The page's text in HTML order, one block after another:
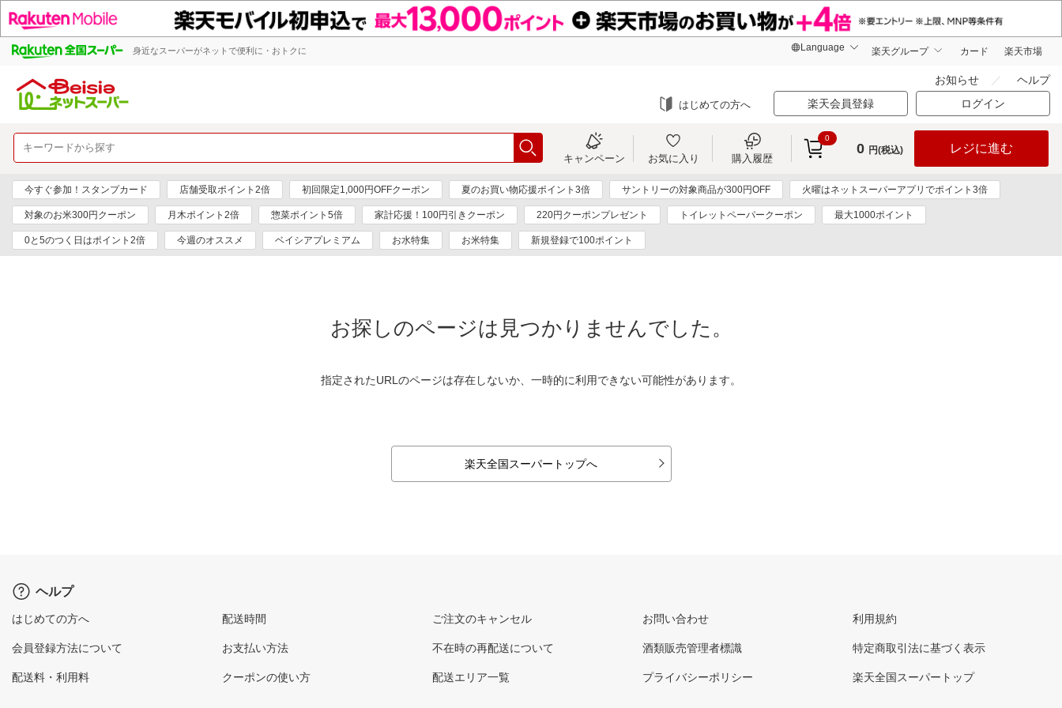
身近なスーパーがネットで便利に・おトクに 楽天グループ カード 楽天市場
お知らせ ヘルプ
はじめての方へ 楽天会員登録 ログイン
キャンペーン お気に入り 購入履歴
0
0 円(税込) レジに進む
今すぐ参加！スタンプカード 店舗受取ポイント2倍 初回限定1,000円OFFクーポン 夏のお買い物応援ポイント3倍 サントリーの対象商品が300円OFF 火曜はネットスーパーアプリでポイント3倍
対象のお米300円クーポン 月木ポイント2倍 惣菜ポイント5倍 家計応援！100円引きクーポン 220円クーポンプレゼント トイレットペーパークーポン 最大1000ポイント
0と5のつく日はポイント2倍 今週のオススメ ベイシアプレミアム お水特集 お米特集 新規登録で100ポイント
お探しのページは見つかりませんでした。
指定されたURLのページは存在しないか、一時的に利用できない可能性があります。
楽天全国スーパートップへ
ヘルプ
はじめての方へ
会員登録方法について
配送料・利用料
配送時間
お支払い方法
クーポンの使い方
ご注文のキャンセル
不在時の再配送について
配送エリア一覧
お問い合わせ
酒類販売管理者標識
プライバシーポリシー
利用規約
特定商取引法に基づく表示
楽天全国スーパートップ